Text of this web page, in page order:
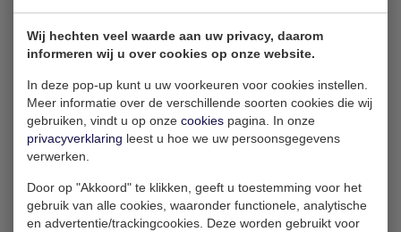
Wij hechten veel waarde aan uw privacy, daarom
informeren wij u over cookies op onze website.
In deze pop-up kunt u uw voorkeuren voor cookies instellen.
Meer informatie over de verschillende soorten cookies die wij
gebruiken, vindt u op onze cookies pagina. In onze
privacyverklaring leest u hoe we uw persoonsgegevens
verwerken.
Door op "Akkoord" te klikken, geeft u toestemming voor het
gebruik van alle cookies, waaronder functionele, analytische
en advertentie/trackingcookies. Deze worden gebruikt voor